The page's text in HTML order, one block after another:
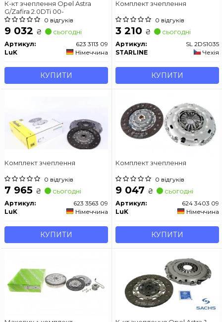
К-кт зчеплення Opel Astra
G/Zafira 2.0DTi 00-
0 відгуків
9 032 ₴ сьогодні
Артикул:
623 3113 09
LuK
Німеччина
КУПИТИ
Комплект зчеплення
0 відгуків
3 210 ₴ сьогодні
Артикул:
SL 2DS1035
STARLINE
Чехія
КУПИТИ
Комплект зчеплення
0 відгуків
7 965 ₴ сьогодні
Артикул:
623 3563 09
LuK
Німеччина
КУПИТИ
Комплект зчеплення
0 відгуків
9 047 ₴ сьогодні
Артикул:
624 3403 09
LuK
Німеччина
КУПИТИ